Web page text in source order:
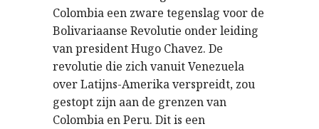
Colombia een zware tegenslag voor de
Bolivariaanse Revolutie onder leiding
van president Hugo Chavez. De
revolutie die zich vanuit Venezuela
over Latijns-Amerika verspreidt, zou
gestopt zijn aan de grenzen van
Colombia en Peru. Dit is een